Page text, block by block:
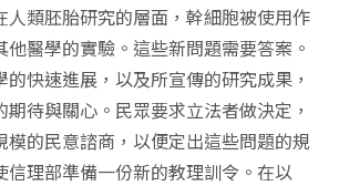
人類胚胎研究的層面，幹細胞被使用作
他醫學的實驗。這些新問題需要答案。
快速進展，以及所宣傳的研究成果，
待與關心。民眾要求立法者做決定，
模的民意諮商，以便定出這些問題的規
信理部準備一份新的教理訓令。在以